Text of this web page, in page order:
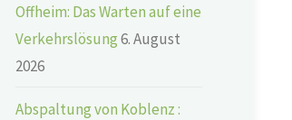
Offheim: Das Warten auf eine
Verkehrslösung6. August
2026
Abspaltung von Koblenz :